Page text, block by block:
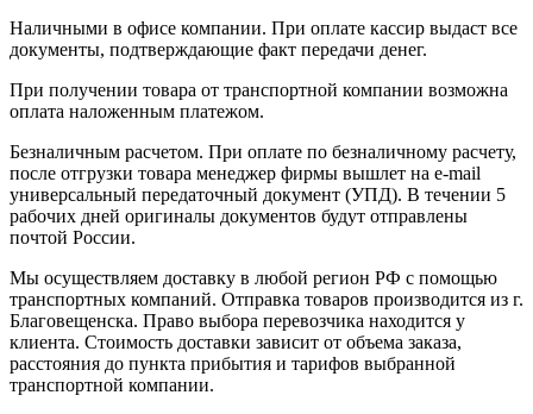
Наличными в офисе компании. При оплате кассир выдаст все
документы, подтверждающие факт передачи денег.
При получении товара от транспортной компании возможна
оплата наложенным платежом.
Безналичным расчетом. При оплате по безналичному расчету,
после отгрузки товара менеджер фирмы вышлет на e-mail
универсальный передаточный документ (УПД). В течении 5
рабочих дней оригиналы документов будут отправлены
почтой России.
Мы осуществляем доставку в любой регион РФ с помощью
транспортных компаний. Отправка товаров производится из г.
Благовещенска. Право выбора перевозчика находится у
клиента. Стоимость доставки зависит от объема заказа,
расстояния до пункта прибытия и тарифов выбранной
транспортной компании.